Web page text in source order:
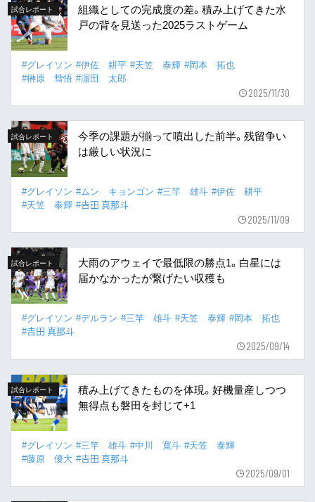
試合レポート
組織としての完成度の差。積み上げてきた水
戸の背を見送った2025ラストゲーム
#グレイソン #伊佐 耕平 #天笠 泰輝 #岡本 拓也
#榊原 彗悟 #濵田 太郎
2025/11/30
試合レポート
今季の課題が揃って噴出した前半。残留争い
は厳しい状況に
#グレイソン #ムン キョンゴン #三竿 雄斗 #伊佐 耕平
#天笠 泰輝 #𠮷田 真那斗
2025/11/09
試合レポート
大雨のアウェイで最低限の勝点1。白星には
届かなかったが繋げたい収穫も
#グレイソン #デルラン #三竿 雄斗 #天笠 泰輝 #岡本 拓也
#𠮷田 真那斗
2025/09/14
試合レポート
積み上げてきたものを体現。好機量産しつつ
無得点も磐田を封じて+1
#グレイソン #三竿 雄斗 #中川 寛斗 #天笠 泰輝
#藤原 優大 #𠮷田 真那斗
2025/09/01